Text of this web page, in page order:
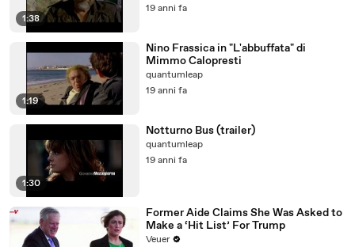
1:38
19 anni fa
1:19
Nino Frassica in "L'abbuffata" di
Mimmo Calopresti
quantumleap
19 anni fa
1:30
Notturno Bus (trailer)
quantumleap
19 anni fa
Former Aide Claims She Was Asked to
Make a ‘Hit List’ For Trump
Veuer